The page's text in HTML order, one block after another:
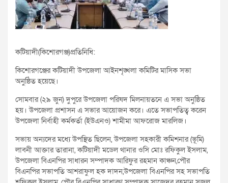
কটিয়াদী(কিশোরগঞ্জ)প্রতিনিধি:
কিশোরগঞ্জের কটিয়াদী উপজেলা আইনশৃঙ্খলা কমিটির মাসিক সভা
অনুষ্ঠিত হয়েছে।
সোমবার (২৯ জুন) দুপুরে উপজেলা পরিষদ মিলনায়তনে এ সভা অনুষ্ঠিত
হয়। উপজেলা প্রশাসন এ সভার আয়োজন করে। এতে সভাপতিত্ব করেন
উপজেলা নির্বাহী কর্মকর্তা (ইউএনও) শামীমা আফরোজ মারলিজ।
সভায় অন্যদের মধ্যে উপস্থিত ছিলেন, উপজেলা সহকারী কমিশনার (ভূমি)
লাবনী আক্তার তারানা, কটিয়াদী মডেল থানার ওসি মোঃ রফিকুল ইসলাম,
উপজেলা বিএনপির সাধারন সম্পাদক আরিফুর রহমান কাঞ্চন,পৌর
বিএনপির সভাপতি আশরাফুল হক দাদন,উপজেলা বিএনপির সহ সভাপতি